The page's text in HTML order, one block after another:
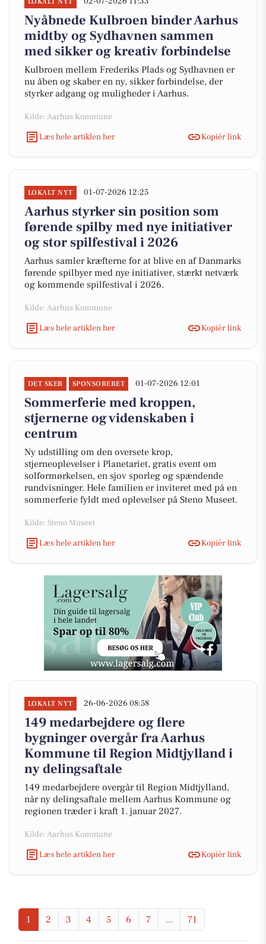
Nyåbnede Kulbroen binder Aarhus
midtby og Sydhavnen sammen
med sikker og kreativ forbindelse
Kulbroen mellem Frederiks Plads og Sydhavnen er
nu åben og skaber en ny, sikker forbindelse, der
styrker adgang og muligheder i Aarhus.
Kilde: Aarhus Kommune
Læs hele artiklen her
Kopiér link
LOKALT NYT 01-07-2026 12:25
Aarhus styrker sin position som
førende spilby med nye initiativer
og stor spilfestival i 2026
Aarhus samler kræfterne for at blive en af Danmarks
førende spilbyer med nye initiativer, stærkt netværk
og kommende spilfestival i 2026.
Kilde: Aarhus Kommune
Læs hele artiklen her
Kopiér link
DET SKER SPONSORERET 01-07-2026 12:01
Sommerferie med kroppen,
stjernerne og videnskaben i
centrum
Ny udstilling om den oversete krop,
stjerneoplevelser i Planetariet, gratis event om
solformørkelsen, en sjov sporleg og spændende
rundvisninger. Hele familien er inviteret med på en
sommerferie fyldt med oplevelser på Steno Museet.
Kilde: Steno Museet
Læs hele artiklen her
Kopiér link
LOKALT NYT 26-06-2026 08:58
149 medarbejdere og flere
bygninger overgår fra Aarhus
Kommune til Region Midtjylland i
ny delingsaftale
149 medarbejdere overgår til Region Midtjylland,
når ny delingsaftale mellem Aarhus Kommune og
regionen træder i kraft 1. januar 2027.
Kilde: Aarhus Kommune
Læs hele artiklen her
Kopiér link
1 2 3 4 5 6 7 ... 71